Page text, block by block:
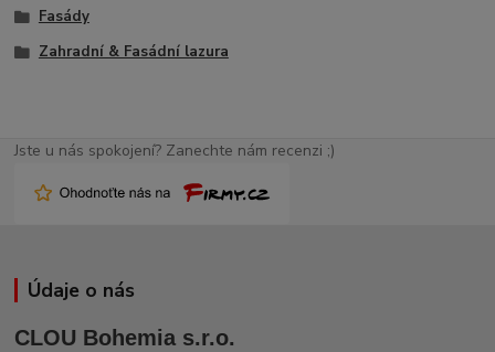
Fasády
Zahradní & Fasádní lazura
Jste u nás spokojení? Zanechte nám recenzi ;)
Údaje o nás
CLOU Bohemia s.r.o.